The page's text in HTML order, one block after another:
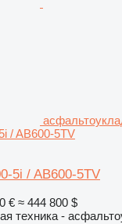
/ AB600-5TV
5i / AB600-5TV
€ ≈ 444 800 $
техника -